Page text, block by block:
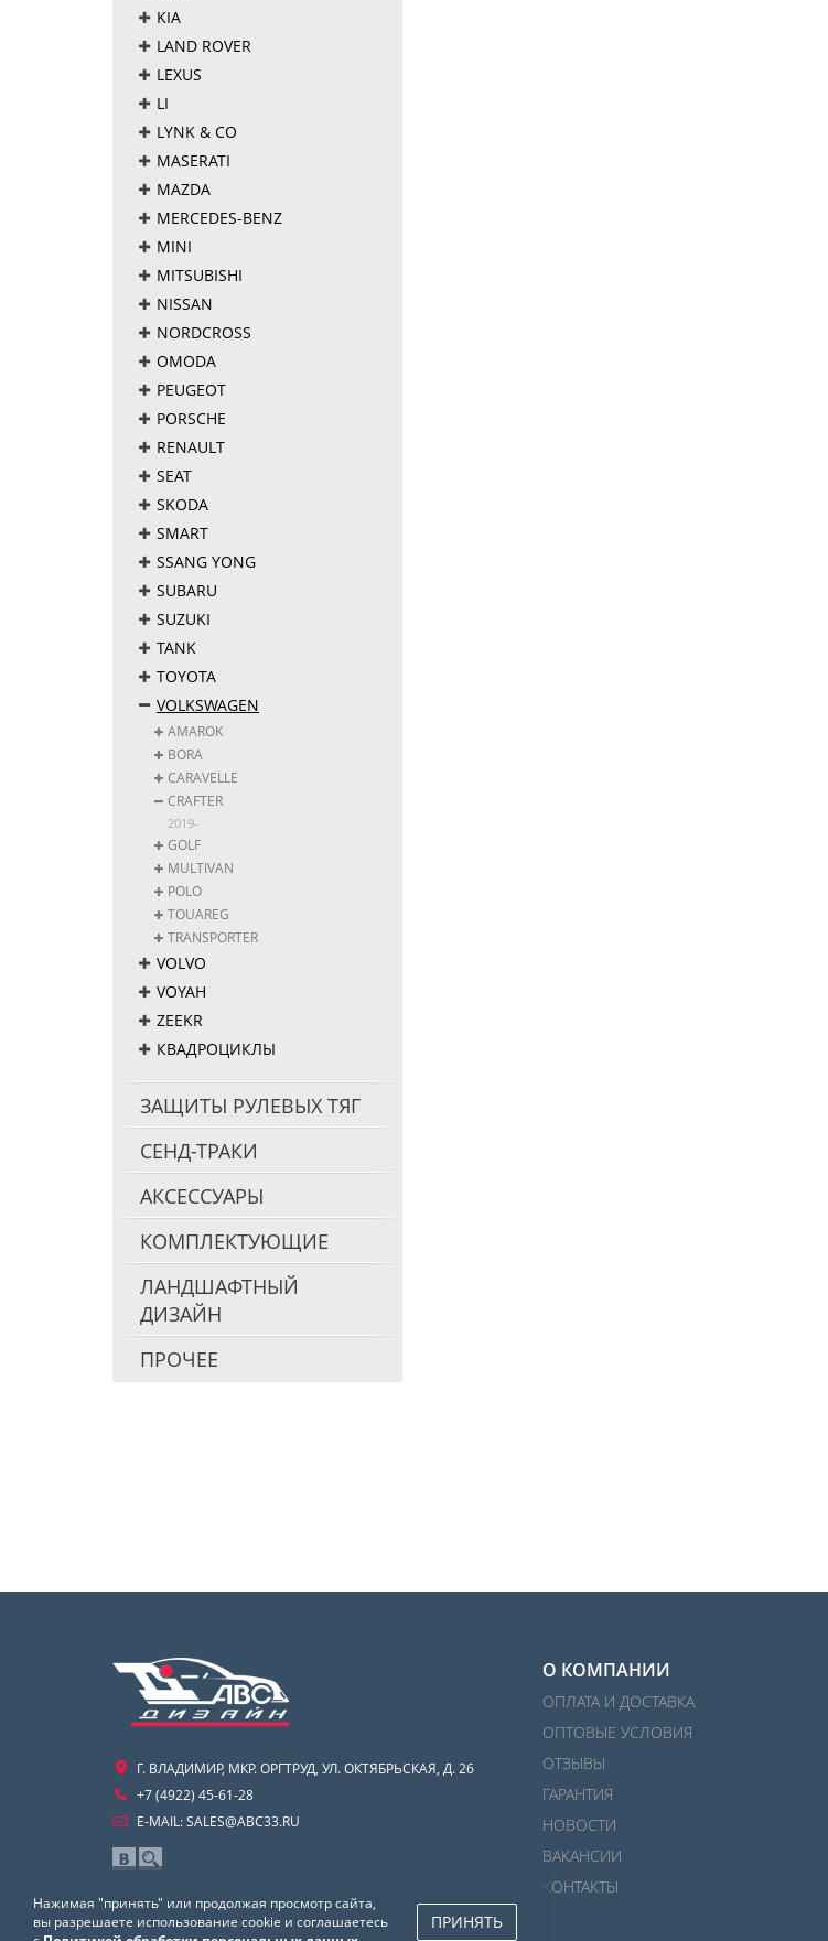
KIA
LAND ROVER
LEXUS
LI
LYNK & CO
MASERATI
MAZDA
MERCEDES-BENZ
MINI
MITSUBISHI
NISSAN
NORDCROSS
OMODA
PEUGEOT
PORSCHE
RENAULT
SEAT
SKODA
SMART
SSANG YONG
SUBARU
SUZUKI
TANK
TOYOTA
VOLKSWAGEN
AMAROK
BORA
CARAVELLE
CRAFTER
2019-
GOLF
MULTIVAN
POLO
TOUAREG
TRANSPORTER
VOLVO
VOYAH
ZEEKR
КВАДРОЦИКЛЫ
ЗАЩИТЫ РУЛЕВЫХ ТЯГ
СЕНД-ТРАКИ
АКСЕССУАРЫ
КОМПЛЕКТУЮЩИЕ
ЛАНДШАФТНЫЙ
ДИЗАЙН
ПРОЧЕЕ
Г. ВЛАДИМИР, МКР. ОРГТРУД, УЛ. ОКТЯБРЬСКАЯ, Д. 26
+7 (4922) 45-61-28
E-MAIL:SALES@ABC33.RU
О КОМПАНИИ
ОПЛАТА И ДОСТАВКА
ОПТОВЫЕ УСЛОВИЯ
ОТЗЫВЫ
ГАРАНТИЯ
НОВОСТИ
ВАКАНСИИ
КОНТАКТЫ
Нажимая "принять" или продолжая просмотр сайта,
вы разрешаете использование cookie и соглашаетесь
ПРИНЯТЬ